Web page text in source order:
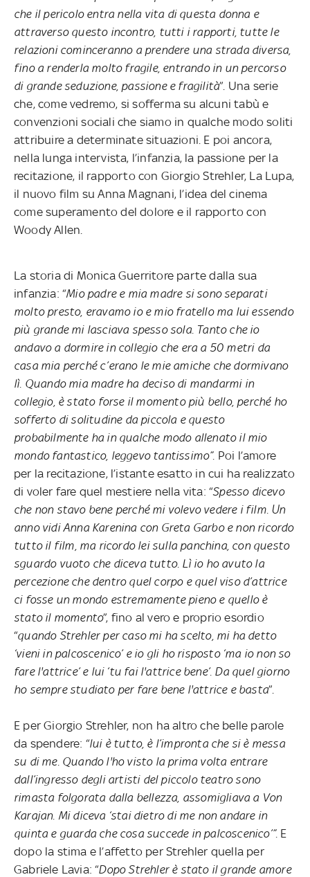
che il pericolo entra nella vita di questa donna e
attraverso questo incontro, tutti i rapporti, tutte le
relazioni cominceranno a prendere una strada diversa,
fino a renderla molto fragile, entrando in un percorso
di grande seduzione, passione e fragilità”. Una serie
che, come vedremo, si sofferma su alcuni tabù e
convenzioni sociali che siamo in qualche modo soliti
attribuire a determinate situazioni. E poi ancora,
nella lunga intervista, l’infanzia, la passione per la
recitazione, il rapporto con Giorgio Strehler, La Lupa,
il nuovo film su Anna Magnani, l’idea del cinema
come superamento del dolore e il rapporto con
Woody Allen.
La storia di Monica Guerritore parte dalla sua
infanzia: “Mio padre e mia madre si sono separati
molto presto, eravamo io e mio fratello ma lui essendo
più grande mi lasciava spesso sola. Tanto che io
andavo a dormire in collegio che era a 50 metri da
casa mia perché c’erano le mie amiche che dormivano
lì. Quando mia madre ha deciso di mandarmi in
collegio, è stato forse il momento più bello, perché ho
sofferto di solitudine da piccola e questo
probabilmente ha in qualche modo allenato il mio
mondo fantastico, leggevo tantissimo”. Poi l’amore
per la recitazione, l’istante esatto in cui ha realizzato
di voler fare quel mestiere nella vita: “Spesso dicevo
che non stavo bene perché mi volevo vedere i film. Un
anno vidi Anna Karenina con Greta Garbo e non ricordo
tutto il film, ma ricordo lei sulla panchina, con questo
sguardo vuoto che diceva tutto. Lì io ho avuto la
percezione che dentro quel corpo e quel viso d’attrice
ci fosse un mondo estremamente pieno e quello è
stato il momento”, fino al vero e proprio esordio
“quando Strehler per caso mi ha scelto, mi ha detto
‘vieni in palcoscenico’ e io gli ho risposto ‘ma io non so
fare l'attrice’ e lui ‘tu fai l'attrice bene’. Da quel giorno
ho sempre studiato per fare bene l'attrice e basta”.
E per Giorgio Strehler, non ha altro che belle parole
da spendere: “lui è tutto, è l’impronta che si è messa
su di me. Quando l'ho visto la prima volta entrare
dall’ingresso degli artisti del piccolo teatro sono
rimasta folgorata dalla bellezza, assomigliava a Von
Karajan. Mi diceva ‘stai dietro di me non andare in
quinta e guarda che cosa succede in palcoscenico’”. E
dopo la stima e l’affetto per Strehler quella per
Gabriele Lavia: “Dopo Strehler è stato il grande amore